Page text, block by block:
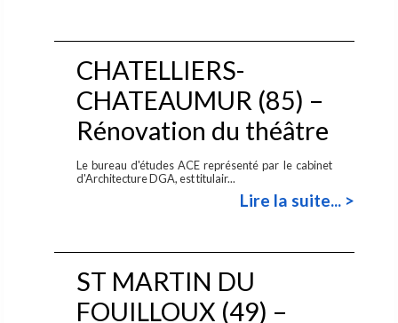
CHATELLIERS-
CHATEAUMUR (85) –
Rénovation du théâtre
Le bureau d'études ACE représenté par le cabinet
d'Architecture DGA, est titulair...
Lire la suite... >
ST MARTIN DU
FOUILLOUX (49) –